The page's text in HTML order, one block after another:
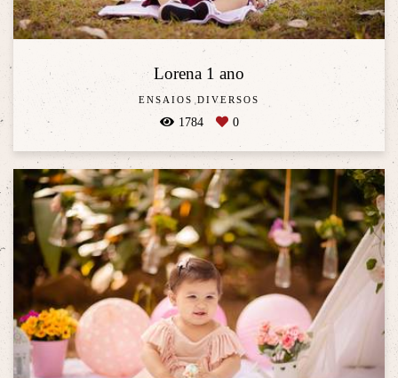
Lorena 1 ano
ENSAIOS DIVERSOS
1784 0